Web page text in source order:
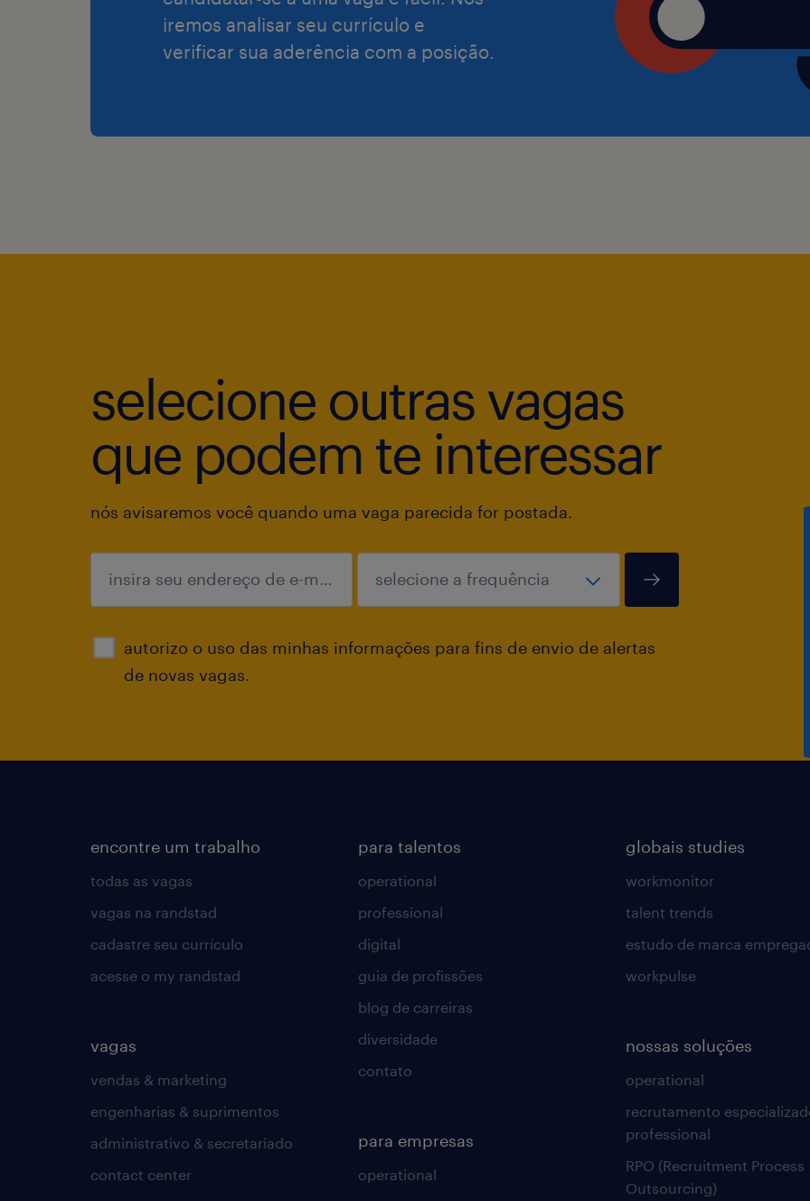
iremos analisar seu currículo e
verificar sua aderência com a posição.
selecione outras vagas
que podem te interessar
nós avisaremos você quando uma vaga parecida for postada.
autorizo o uso das minhas informações para fins de envio de alertas
de novas vagas.
enviar
encontre um trabalho
todas as vagas
vagas na randstad
cadastre seu currículo
acesse o my randstad
vagas
vendas & marketing
engenharias & suprimentos
administrativo & secretariado
contact center
para talentos
operational
professional
digital
guia de profissões
blog de carreiras
diversidade
contato
para empresas
operational
globais studies
workmonitor
talent trends
estudo de marca
workpulse
nossas soluções
operational
recrutamento
professional
RPO (Recruitment Process
Outsourcing)